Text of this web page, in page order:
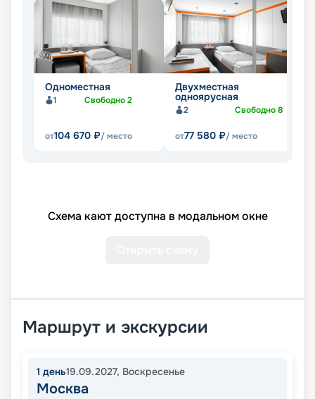
Одноместная
1 Свободно2
от104 670 ₽/ место
Двухместная
одноярусная
2 Свободно8
от77 580 ₽/ место
Схема кают доступна в модальном окне
Маршрут и экскурсии
1 день19.09.2027, Воскресенье
Москва